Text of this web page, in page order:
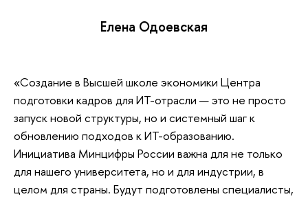
Елена Одоевская
«Создание в Высшей школе экономики Центра
подготовки кадров для ИТ-отрасли — это не просто
запуск новой структуры, но и системный шаг к
обновлению подходов к ИТ-образованию.
Инициатива Минцифры России важна для не только
для нашего университета, но и для индустрии, в
целом для страны. Будут подготовлены специалисты,